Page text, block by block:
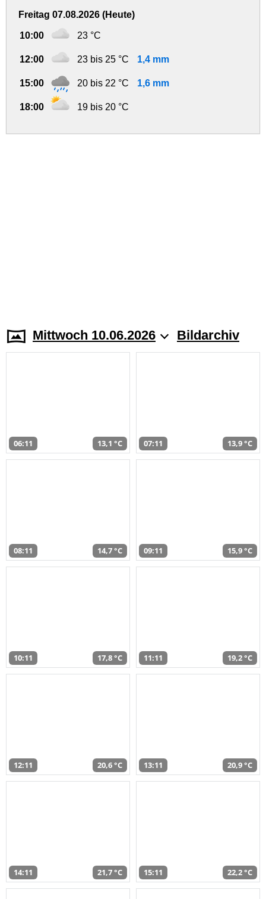
Freitag 07.08.2026 (Heute)
10:00 23 °C
12:00 23 bis 25 °C 1,4 mm
15:00 20 bis 22 °C 1,6 mm
18:00 19 bis 20 °C
Mittwoch 10.06.2026 Bildarchiv
06:11 13,1 °C 07:11 13,9 °C
08:11 14,7 °C 09:11 15,9 °C
10:11 17,8 °C 11:11 19,2 °C
12:11 20,6 °C 13:11 20,9 °C
14:11 21,7 °C 15:11 22,2 °C